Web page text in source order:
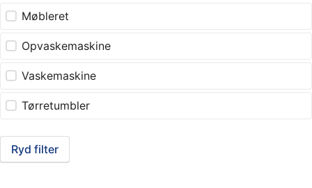
Møbleret
Opvaskemaskine
Vaskemaskine
Tørretumbler
Ryd filter